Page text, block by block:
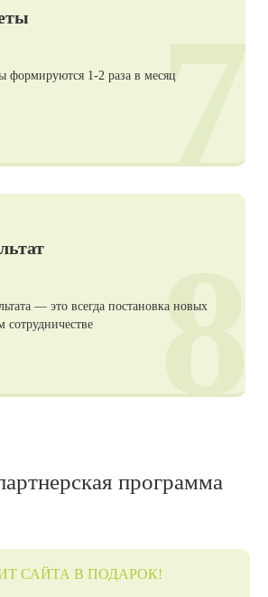
формируются 1-2 раза в месяц7
— это всегда постановка новых
8
программа
САЙТА В ПОДАРОК!